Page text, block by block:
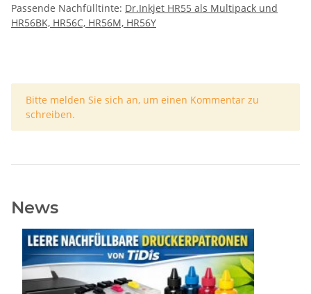
Passende Nachfülltinte: Dr.Inkjet HR55 als Multipack und
HR56BK, HR56C, HR56M, HR56Y
x
Bitte melden Sie sich an, um einen Kommentar zu
schreiben.
News